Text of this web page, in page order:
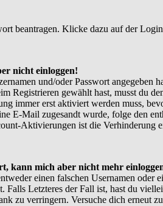
beantragen. Klicke dazu auf der
nicht einloggen!
und/oder Passwort
Registrieren gewählt hast, musst du
immer erst aktiviert werden muss,
E-Mail zugesandt wurde, folge den
Aktivierungen ist die Verhinderung
kann mich aber nicht mehr
einen falschen Usernamen
Falls Letzteres der Fall ist, hast du
zu verringern. Versuche dich erneut